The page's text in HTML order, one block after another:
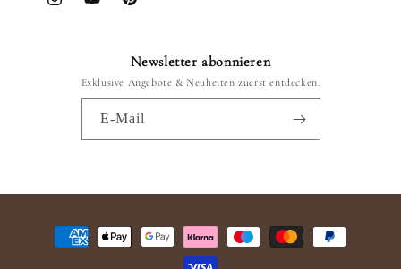
InstagramYouTubePinterest
Newsletter abonnieren
Exklusive Angebote & Neuheiten zuerst entdecken.
E-Mail
Zahlungsmethoden